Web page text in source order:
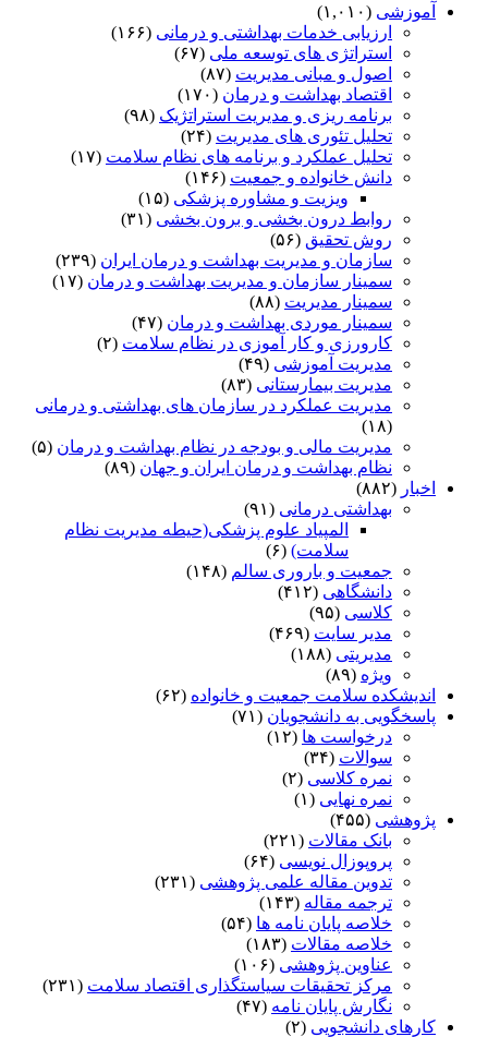
آموزشی (۱,۰۱۰)
ارزیابی خدمات بهداشتی و درمانی (۱۶۶)
استراتژی های توسعه ملی (۶۷)
اصول و مبانی مدیریت (۸۷)
اقتصاد بهداشت و درمان (۱۷۰)
برنامه ریزی و مدیریت استراتژیک (۹۸)
تحلیل تئوری های مدیریت (۲۴)
تحلیل عملکرد و برنامه های نظام سلامت (۱۷)
دانش خانواده و جمعیت (۱۴۶)
ویزیت و مشاوره پزشکی (۱۵)
روابط درون بخشی و برون بخشی (۳۱)
روش تحقیق (۵۶)
سازمان و مدیریت بهداشت و درمان ایران (۲۳۹)
سمینار سازمان و مدیریت بهداشت و درمان (۱۷)
سمینار مدیریت (۸۸)
سمینار موردی بهداشت و درمان (۴۷)
کارورزی و کار آموزی در نظام سلامت (۲)
مدیریت آموزشی (۴۹)
مدیریت بیمارستانی (۸۳)
مدیریت عملکرد در سازمان های بهداشتی و درمانی
(۱۸)
مدیریت مالی و بودجه در نظام بهداشت و درمان (۵)
نظام بهداشت و درمان ایران و جهان (۸۹)
اخبار (۸۸۲)
بهداشتی درمانی (۹۱)
المپیاد علوم پزشکی(حیطه مدیریت نظام
سلامت) (۶)
جمعیت و باروری سالم (۱۴۸)
دانشگاهی (۴۱۲)
کلاسی (۹۵)
مدیر سایت (۴۶۹)
مدیریتی (۱۸۸)
ویژه (۸۹)
اندیشکده سلامت جمعیت و خانواده (۶۲)
پاسخگویی به دانشجویان (۷۱)
درخواست ها (۱۲)
سوالات (۳۴)
نمره کلاسی (۲)
نمره نهایی (۱)
پژوهشی (۴۵۵)
بانک مقالات (۲۲۱)
پروپوزال نویسی (۶۴)
تدوین مقاله علمی پژوهشی (۲۳۱)
ترجمه مقاله (۱۴۳)
خلاصه پایان نامه ها (۵۴)
خلاصه مقالات (۱۸۳)
عناوین پژوهشی (۱۰۶)
مرکز تحقیقات سیاستگذاری اقتصاد سلامت (۲۳۱)
نگارش پایان نامه (۴۷)
کارهای دانشجویی (۲)